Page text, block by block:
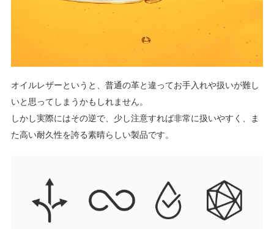
オイルレザーというと、普通の革と違ってお手入れや扱いが難し
いと思ってしまうかもしれません。
しかし実際にはその逆で、少し注意すれば非常に扱いやすく、ま
た高い耐久性を誇る素晴らしい製品です。